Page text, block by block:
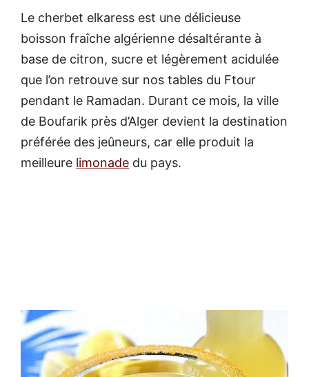
Le cherbet elkaress est une délicieuse
boisson fraîche algérienne désaltérante à
base de citron, sucre et légèrement acidulée
que l’on retrouve sur nos tables du Ftour
pendant le Ramadan. Durant ce mois, la ville
de Boufarik près d’Alger devient la destination
préférée des jeûneurs, car elle produit la
meilleure limonade du pays.